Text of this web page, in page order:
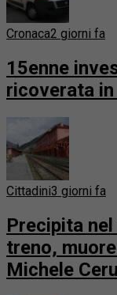
Cronaca2 giorni fa
15enne
ricoverata
Cittadini3 giorni fa
Precipita
treno,
Michele